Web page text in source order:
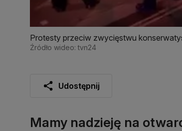
Protesty przeciw zwycięstwu
Źródło wideo: tvn24
Udostępnij
Mamy nadzieję na